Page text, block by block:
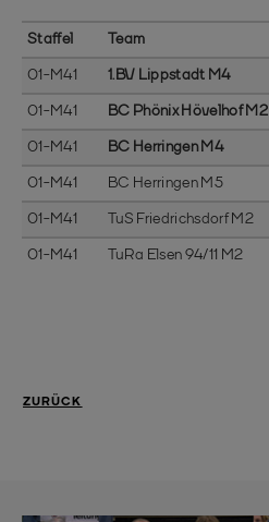
Staffel Team
01-M41 1.BV Lippstadt M4
01-M41 BC Phönix Hövelhof M2
01-M41 BC Herringen M4
01-M41 BC Herringen M5
01-M41 TuS Friedrichsdorf M2
01-M41 TuRa Elsen 94/11 M2
ZURÜCK